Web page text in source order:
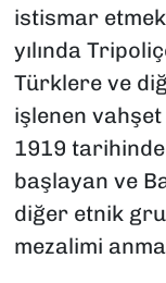
istismar
yılında
Türklere ve
işlenen vahşet
1919
başlayan ve
diğer etnik
mezalimi